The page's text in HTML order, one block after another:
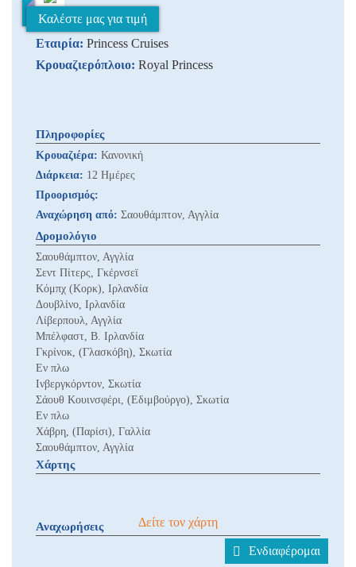
Εταιρία: Princess Cruises
Κρουαζιερόπλοιο: Royal Princess
Καλέστε μας για τιμή
Πληροφορίες
Κρουαζιέρα: Κανονική
Διάρκεια: 12 Ημέρες
Προορισμός:
Αναχώρηση από: Σαουθάμπτον, Αγγλία
Δρομολόγιο
Σαουθάμπτον, Αγγλία
Σεντ Πίτερς, Γκέρνσεϊ
Κόμπχ (Κορκ), Ιρλανδία
Δουβλίνο, Ιρλανδία
Λίβερπουλ, Αγγλία
Μπέλφαστ, Β. Ιρλανδία
Γκρίνοκ, (Γλασκόβη), Σκωτία
Εν πλω
Ινβεργκόρντον, Σκωτία
Σάουθ Κουινσφέρι, (Εδιμβούργο), Σκωτία
Εν πλω
Χάβρη, (Παρίσι), Γαλλία
Σαουθάμπτον, Αγγλία
Χάρτης
Δείτε τον χάρτη
Αναχωρήσεις
Ενδιαφέρομαι